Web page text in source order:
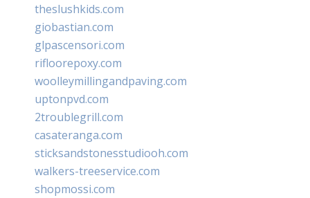
theslushkids.com
giobastian.com
glpascensori.com
rifloorepoxy.com
woolleymillingandpaving.com
uptonpvd.com
2troublegrill.com
casateranga.com
sticksandstonesstudiooh.com
walkers-treeservice.com
shopmossi.com